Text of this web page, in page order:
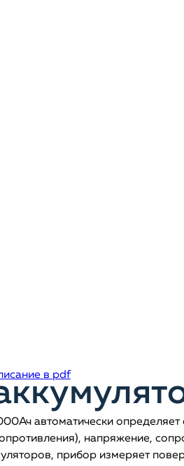
в pdf
автоматически
напряжение,
прибор измеряет